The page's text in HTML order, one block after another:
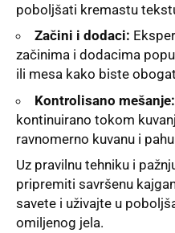
poboljšati kremastu
Začini i dodaci:
začinima i dodacima
ili mesa kako biste
Kontrolisano mešanje:
kontinuirano tokom
ravnomerno kuvanu i
Uz pravilnu tehniku i
pripremiti savršenu
savete i uživajte u
omiljenog jela.